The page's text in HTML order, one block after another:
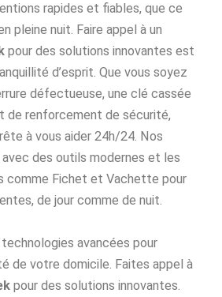
rapides et fiables, que ce
pleine nuit. Faire appel à un
pour des solutions innovantes est
d’esprit. Que vous soyez
défectueuse, une clé cassée
de renforcement de sécurité,
à vous aider 24h/24. Nos
des outils modernes et les
comme Fichet et Vachette pour
de jour comme de nuit.
avancées pour
de votre domicile. Faites appel à
pour des solutions innovantes.